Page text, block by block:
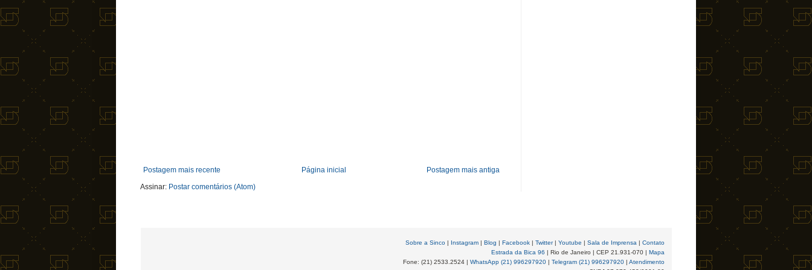
Postagem mais recente Postagem mais antiga
Página inicial
Assinar: Postar comentários (Atom)
Sobre a Sinco| Instagram| Blog | Facebook| Twitter| Youtube | Sala de Imprensa | Contato
Estrada da Bica 96 | Rio de Janeiro | CEP 21.931-070 | Mapa
Fone: (21) 2533.2524 | WhatsApp (21) 996297920| Telegram (21) 996297920| Atendimento